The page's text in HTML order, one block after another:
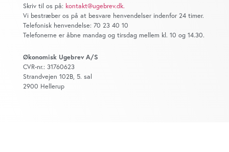
anvende vores hjemmeside.
Skriv til os på: kontakt@ugebrev.dk.
Vi bestræber os på at besvare henvendelser indenfor 24 timer.
Telefonisk henvendelse: 70 23 40 10
Telefonerne er åbne mandag og tirsdag mellem kl. 10 og 14.30.
Økonomisk Ugebrev A/S
CVR-nr.: 31760623
Strandvejen 102B, 5. sal
2900 Hellerup